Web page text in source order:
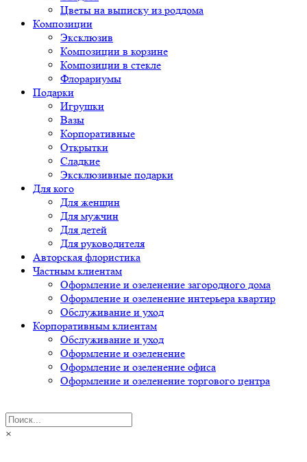
Цветы на выписку из роддома
Композиции
Эксклюзив
Композиции в корзине
Композиции в стекле
Флорариумы
Подарки
Игрушки
Вазы
Корпоративные
Открытки
Сладкие
Эксклюзивные подарки
Для кого
Для женщин
Для мужчин
Для детей
Для руководителя
Авторская флористика
Частным клиентам
Оформление и озеленение загородного дома
Оформление и озеленение интерьера квартир
Обслуживание и уход
Корпоративным клиентам
Обслуживание и уход
Оформление и озеленение
Оформление и озеленение офиса
Оформление и озеленение торгового центра
×